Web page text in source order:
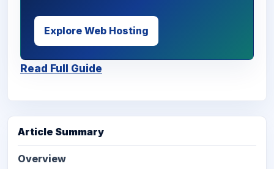
Explore Web Hosting
Read Full Guide
Article Summary
Overview